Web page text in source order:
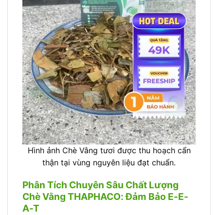
Hình ảnh Chè Vằng tươi được thu hoạch cẩn
thận tại vùng nguyên liệu đạt chuẩn.
Phân Tích Chuyên Sâu Chất Lượng
Chè Vằng THAPHACO: Đảm Bảo E-E-
A-T